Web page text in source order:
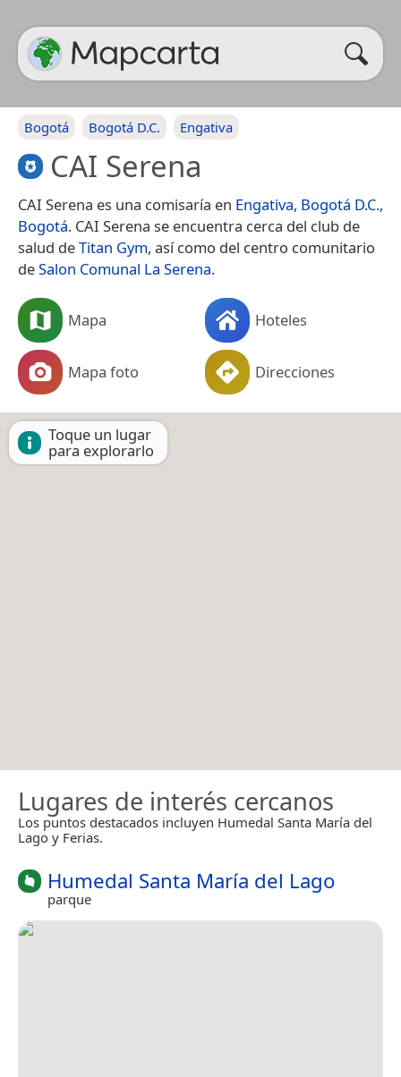
Bogotá Bogotá D.C. Engativa
CAI Serena
CAI Serena es una comisaría en Engativa, Bogotá D.C.,
Bogotá. CAI Serena se encuentra cerca del club de
salud deTitan Gym, así como del centro comunitario
deSalon Comunal La Serena.
Mapa Hoteles
Mapa foto Direcciones
Toque un lugar
para explorarlo
Lugares de interés cercanos
Los puntos destacados incluyen Humedal Santa María del
Lago y Ferias.
Humedal Santa María del Lago
parque